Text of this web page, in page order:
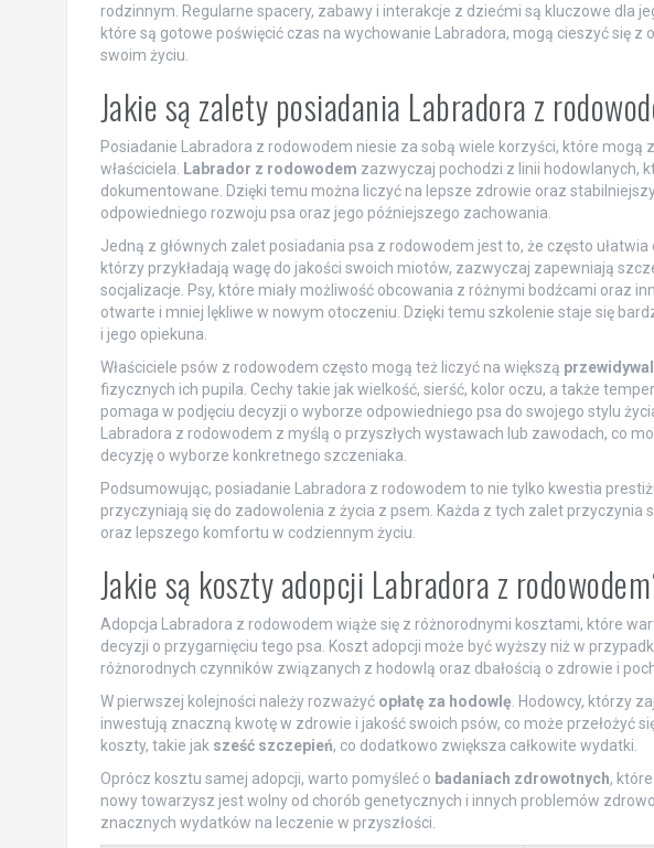
rodzinnym. Regularne spacery, zabawy i interakcje z dziećmi są kluczowe dla
które są gotowe poświęcić czas na wychowanie Labradora, mogą cieszyć się
swoim życiu.
Jakie są zalety posiadania Labradora z
Posiadanie Labradora z rodowodem niesie za sobą wiele korzyści, które mogą
właściciela.
Labrador z rodowodem zazwyczaj pochodzi z linii hodowlanych,
dokumentowane. Dzięki temu można liczyć na lepsze zdrowie oraz
odpowiedniego rozwoju psa oraz jego późniejszego zachowania.
Jedną z głównych zalet posiadania psa z rodowodem jest to, że często ułatwia
którzy przykładają wagę do jakości swoich miotów, zazwyczaj zapewniają
socjalizacje. Psy, które miały możliwość obcowania z różnymi bodźcami oraz
otwarte i mniej lękliwe w nowym otoczeniu. Dzięki temu szkolenie staje się
i jego opiekuna.
Właściciele psów z rodowodem często mogą też liczyć na większą
fizycznych ich pupila. Cechy takie jak wielkość, sierść, kolor oczu, a także
pomaga w podjęciu decyzji o wyborze odpowiedniego psa do swojego stylu
Labradora z rodowodem z myślą o przyszłych wystawach lub zawodach, co
decyzję o wyborze konkretnego szczeniaka.
Podsumowując, posiadanie Labradora z rodowodem to nie tylko kwestia
przyczyniają się do zadowolenia z życia z psem. Każda z tych zalet przyczynia
oraz lepszego komfortu w codziennym życiu.
Jakie są koszty adopcji Labradora z
Adopcja Labradora z rodowodem wiąże się z różnorodnymi kosztami, które
decyzji o przygarnięciu tego psa. Koszt adopcji może być wyższy niż w
różnorodnych czynników związanych z hodowlą oraz dbałością o zdrowie i
W pierwszej kolejności należy rozważyć opłatę za hodowlę . Hodowcy, którzy
inwestują znaczną kwotę w zdrowie i jakość swoich psów, co może przełożyć
koszty, takie jak sześć szczepień, co dodatkowo zwiększa całkowite wydatki.
Oprócz kosztu samej adopcji, warto pomyśleć o badaniach zdrowotnych,
nowy towarzysz jest wolny od chorób genetycznych i innych problemów
znacznych wydatków na leczenie w przyszłości.